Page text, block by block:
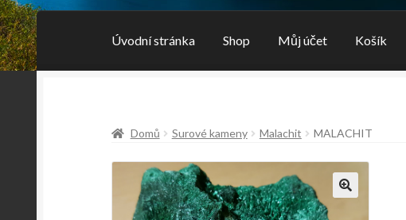
Úvodní stránka Shop Můj účet Košík
Domů Surové kameny Malachit MALACHIT